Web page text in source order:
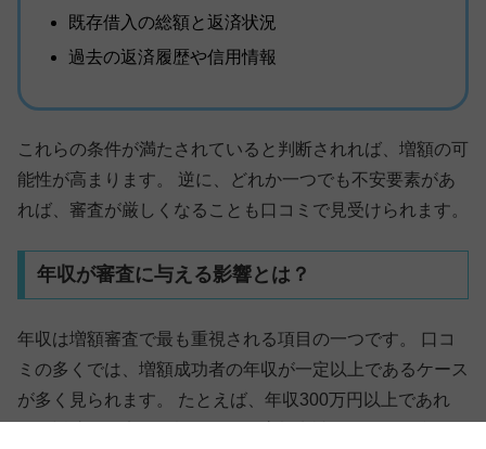
既存借入の総額と返済状況
過去の返済履歴や信用情報
これらの条件が満たされていると判断されれば、増額の可
能性が高まります。 逆に、どれか一つでも不安要素があ
れば、審査が厳しくなることも口コミで見受けられます。
年収が審査に与える影響とは？
年収は増額審査で最も重視される項目の一つです。 口コ
ミの多くでは、増額成功者の年収が一定以上であるケース
が多く見られます。 たとえば、年収300万円以上であれ